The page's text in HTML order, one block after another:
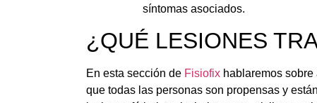
síntomas asociados.
¿QUÉ LESIONES
En esta sección de Fisiofix hablaremos
que todas las personas son propensas y